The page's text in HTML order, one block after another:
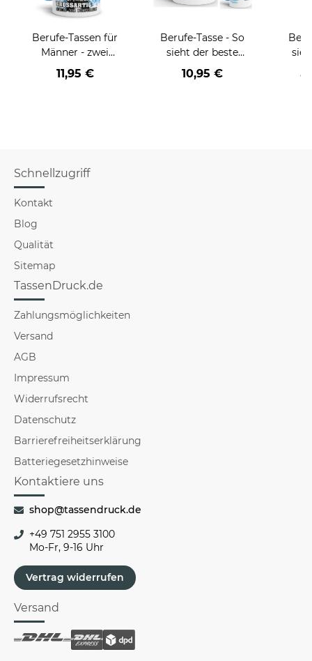
Berufe-Tassen für
Männer - zwei
Farbvarianten
11,95 €
Berufe-Tasse - So
sieht der beste
BERUF aus -
verschiedene Berufe
10,95 €
Schnellzugriff
Kontakt
Blog
Qualität
Sitemap
TassenDruck.de
Zahlungsmöglichkeiten
Versand
AGB
Impressum
Widerrufsrecht
Datenschutz
Barrierefreiheitserklärung
Batteriegesetzhinweise
Kontaktiere uns
shop@tassendruck.de
+49 751 2955 3100
Mo-Fr, 9-16 Uhr
Vertrag widerrufen
Versand